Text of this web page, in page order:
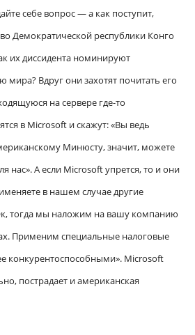
себе вопрос — а как поступит,
Демократической республики Конго
их диссидента номинируют
Вдруг они захотят почитать его
на сервере где-то
в Microsoft и скажут: «Вы ведь
Минюсту, значит, можете
нас». А если Microsoft упрется, то и они
в нашем случае другие
тогда мы наложим на вашу компанию
Применим специальные налоговые
конкурентоспособными». Microsoft
пострадает и американская